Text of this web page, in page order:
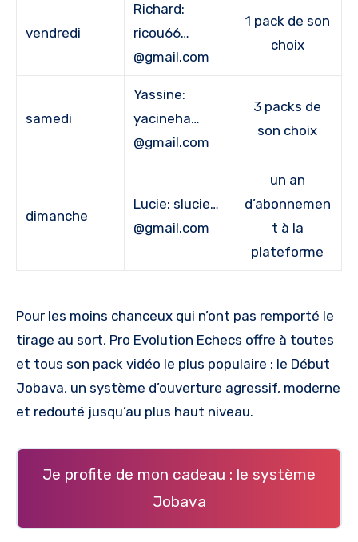
vendredi
Richard:
ricou66…
@gmail.com
1 pack de son
choix
samedi
Yassine:
yacineha…
@gmail.com
3 packs de
son choix
dimanche
Lucie: slucie…
@gmail.com
un an
d’abonnemen
t à la
plateforme
Pour les moins chanceux qui n’ont pas remporté le
tirage au sort, Pro Evolution Echecs offre à toutes
et tous son pack vidéo le plus populaire : le Début
Jobava, un système d’ouverture agressif, moderne
et redouté jusqu’au plus haut niveau.
Je profite de mon cadeau : le système
Jobava